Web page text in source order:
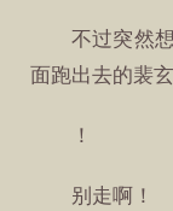
不过突然
面跑出去的裴
！
别走啊！